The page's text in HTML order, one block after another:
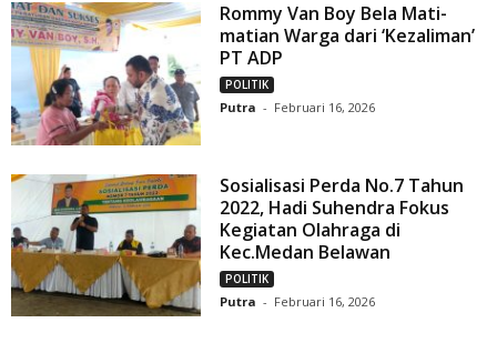
Rommy Van Boy Bela Mati-
matian Warga dari ‘Kezaliman’
PT ADP
POLITIK
Putra - Februari 16, 2026
Sosialisasi Perda No.7 Tahun
2022, Hadi Suhendra Fokus
Kegiatan Olahraga di
Kec.Medan Belawan
POLITIK
Putra - Februari 16, 2026